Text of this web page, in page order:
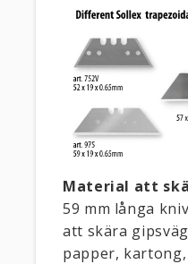
Material att
59 mm långa
att skära
papper,